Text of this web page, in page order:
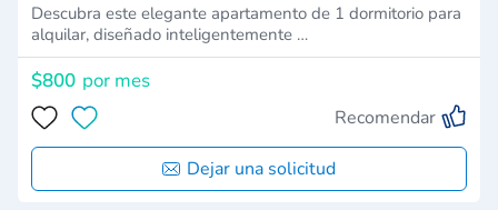
Descubra este elegante apartamento de 1 dormitorio para
alquilar, diseñado inteligentemente …
$800 por mes
Recomendar
Dejar una solicitud